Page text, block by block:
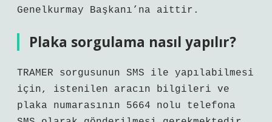
Genelkurmay Başkanı’na aittir.
Plaka sorgulama nasıl yapılır?
TRAMER sorgusunun SMS ile yapılabilmesi
için, istenilen aracın bilgileri ve
plaka numarasının 5664 nolu telefona